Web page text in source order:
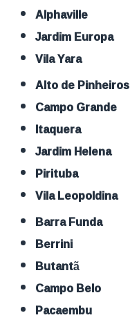
Alphaville
Jardim Europa
Vila Yara
Alto de Pinheiros
Campo Grande
Itaquera
Jardim Helena
Pirituba
Vila Leopoldina
Barra Funda
Berrini
Butantã
Campo Belo
Pacaembu